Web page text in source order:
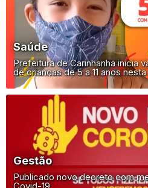
Saúde
Prefeitura de Carinhanha inicia
de crianças de 5 a 11 anos
Gestão
Publicado novo decreto com